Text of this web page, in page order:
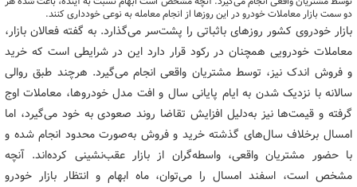
دو سمت بازار معاملات خودرو در این روزها از انجام معامله به نوعی خودداری کنند.
بازار خودروی کشور روزهای باثباتی را پشت‌سر می‌گذارد. به گفته فعالان بازار،
معاملات خودرویی همچنان در رکود قرار دارد این در شرایطی است که خرید
و فروش اندک نیز، توسط مشتریان واقعی انجام می‌گیرد. هرچند طبق روالی
سالانه با نزدیک شدن به ایام پایانی سال و افت مدل خودروها، معاملات اوج
گرفته و قیمت‌ها نیز به‌دلیل افزایش تقاضا روند صعودی به خود می‌گیرد، اما
امسال برخلاف سال‌های گذشته خرید و فروش به‌صورت محدود انجام شده و
با حضور مشتریان واقعی، واسطه‌گران از بازار عقب‌نشینی کرده‌اند. آنچه
مشخص است، اسفند امسال را می‌توان، ماه ابهام و انتظار بازار خودرو